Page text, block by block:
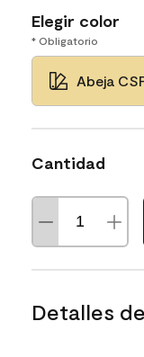
Elegir color
* Obligatorio
Abeja
Cantidad
Detalles